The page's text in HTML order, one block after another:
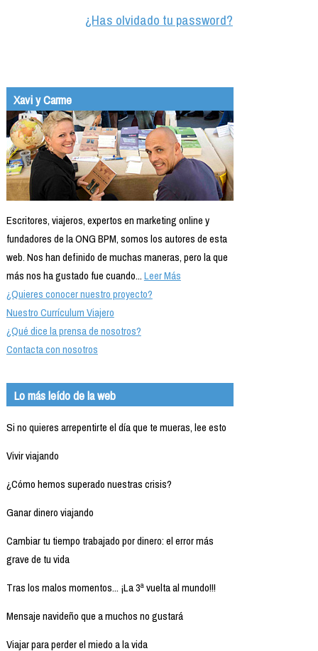
¿Has olvidado tu password?
Xavi y Carme
Escritores, viajeros, expertos en marketing online y
fundadores de la ONG BPM, somos los autores de esta
web. Nos han definido de muchas maneras, pero la que
más nos ha gustado fue cuando...Leer Más
¿Quieres conocer nuestro proyecto?
Nuestro Currículum Viajero
¿Qué dice la prensa de nosotros?
Contacta con nosotros
Lo más leído de la web
Si no quieres arrepentirte el día que te mueras, lee esto
Vivir viajando
¿Cómo hemos superado nuestras crisis?
Ganar dinero viajando
Cambiar tu tiempo trabajado por dinero: el error más
grave de tu vida
Tras los malos momentos... ¡La 3ª vuelta al mundo!!!
Mensaje navideño que a muchos no gustará
Viajar para perder el miedo a la vida